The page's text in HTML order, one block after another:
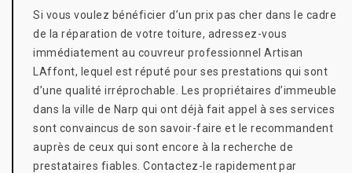
Si vous voulez bénéficier d’un prix pas cher dans le cadre
de la réparation de votre toiture, adressez-vous
immédiatement au couvreur professionnel Artisan
LAffont, lequel est réputé pour ses prestations qui sont
d’une qualité irréprochable. Les propriétaires d’immeuble
dans la ville de Narp qui ont déjà fait appel à ses services
sont convaincus de son savoir-faire et le recommandent
auprès de ceux qui sont encore à la recherche de
prestataires fiables. Contactez-le rapidement par